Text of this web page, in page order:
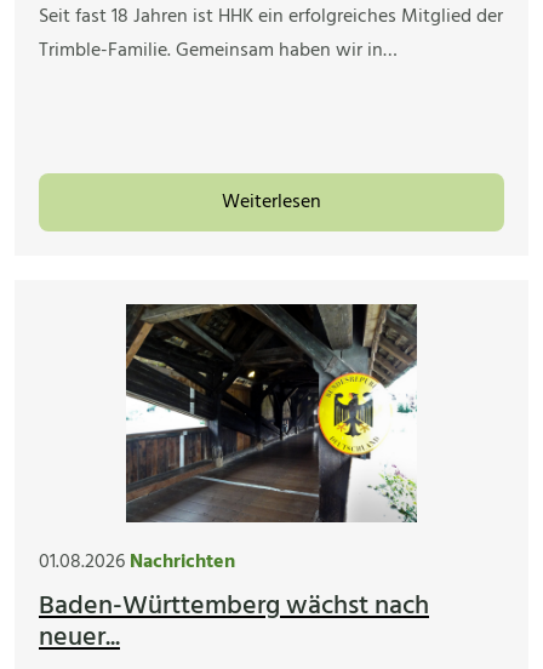
Seit fast 18 Jahren ist HHK ein erfolgreiches Mitglied der
Trimble-Familie. Gemeinsam haben wir in…
Weiterlesen
01.08.2026Nachrichten
Baden-Württemberg wächst nach
neuer...